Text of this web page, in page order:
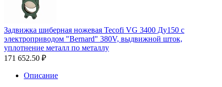
Задвижка шиберная ножевая Tecofi VG 3400 Ду150 с
электроприводом "Bernard" 380V, выдвижной шток,
уплотнение металл по металлу
171 652.50 ₽
Описание